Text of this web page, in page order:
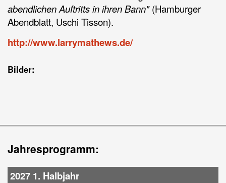
abendlichen Auftritts in ihren Bann"(Hamburger
Abendblatt, Uschi Tisson).
http://www.larrymathews.de/
Bilder:
Jahresprogramm:
2027 1. Halbjahr